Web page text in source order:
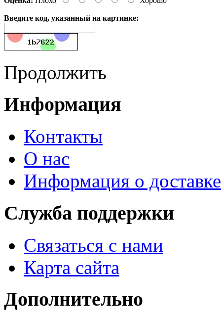
Введите код, указанный на картинке:
Продолжить
Информация
Контакты
О нас
Информация о доставке
Служба поддержки
Связаться с нами
Карта сайта
Дополнительно